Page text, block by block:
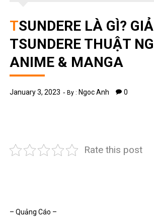
TSUNDERE LÀ GÌ? GIẢI NGHĨA
TSUNDERE THUẬT
ANIME & MANGA
January 3, 2023 By : Ngoc Anh 0
Rate this post
– Quảng Cáo –